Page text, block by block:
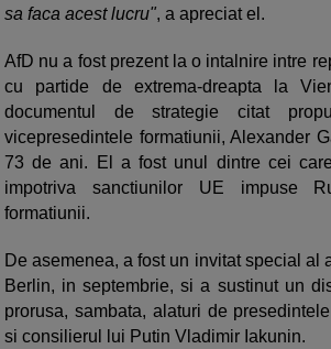
sa faca acest lucru", a apreciat el.
AfD nu a fost prezent la o intalnire intre
cu partide de extrema-dreapta la
documentul de strategie citat
vicepresedintele formatiunii, Alexander
73 de ani. El a fost unul dintre cei
impotriva sanctiunilor UE impuse
formatiunii.
De asemenea, a fost un invitat special al
Berlin, in septembrie, si a sustinut un
prorusa, sambata, alaturi de
si consilierul lui Putin Vladimir Iakunin.